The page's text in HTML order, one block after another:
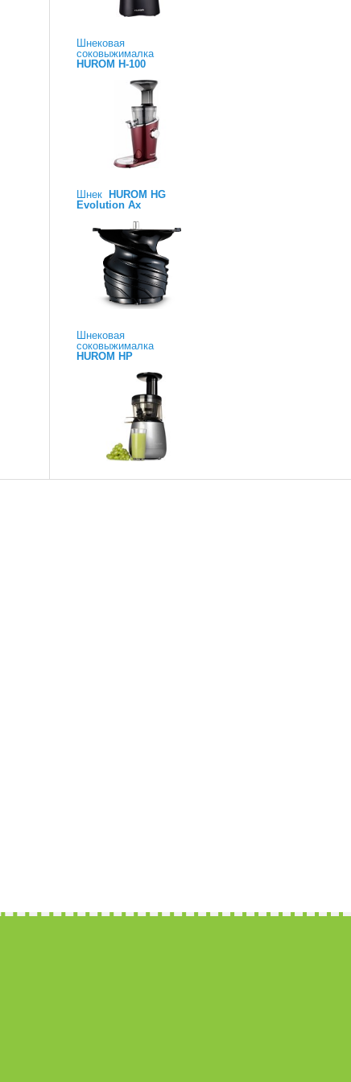
Шнековая
соковыжималка
HUROM H-100
Шнек
HUROM HG
Evolution Ax
Шнековая
соковыжималка
HUROM HP